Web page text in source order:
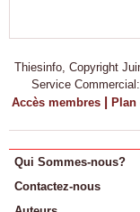
Thiesinfo, Copyright
Service
Accès membres |
Qui Sommes-nous?
Contactez-nous